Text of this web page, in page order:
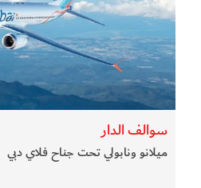
سوالف الدار
ميلانو ونابولي تحت جناح فلاي دبي